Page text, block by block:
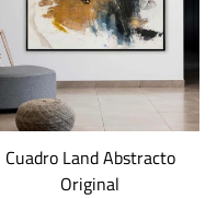
Cuadro Land Abstracto
Original